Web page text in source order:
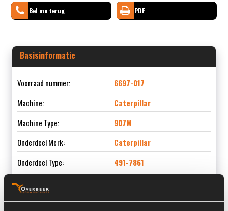
Bel me terug PDF
Basisinformatie
Voorraad nummer:
6697-017
Machine:
Caterpillar
Machine Type:
907M
Onderdeel Merk:
Caterpillar
Onderdeel Type:
491-7861
Onderdeel nummer: